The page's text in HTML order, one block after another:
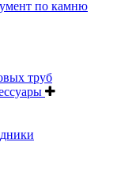
по камню
труб